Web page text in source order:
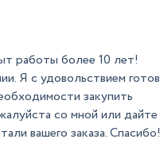
работы более 10 лет!
Я с удовольствием готов
закупить
со мной или дайте
вашего заказа. Спасибо!